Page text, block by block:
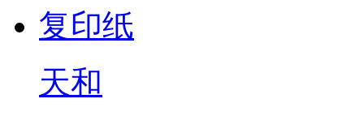
复印纸
天和